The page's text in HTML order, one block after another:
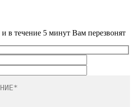
в течение 5 минут Вам перезвонят